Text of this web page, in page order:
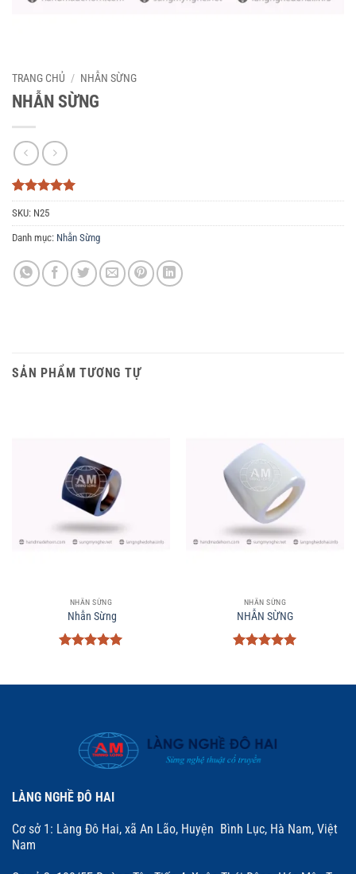
TRANG CHỦ / NHẪN SỪNG
NHẪN SỪNG
5trên 5
dựa trên
3
đánh giá
SKU: N25
Danh mục: Nhẫn Sừng
SẢN PHẨM TƯƠNG TỰ
NHẪN SỪNG
Nhẫn Sừng
sao
NHẪN SỪNG
NHẪN SỪNG
sao
LÀNG NGHỀ ĐÔ HAI
Cơ sở 1: Làng Đô Hai, xã An Lão, Huyện Bình Lục, Hà Nam, Việt
Nam